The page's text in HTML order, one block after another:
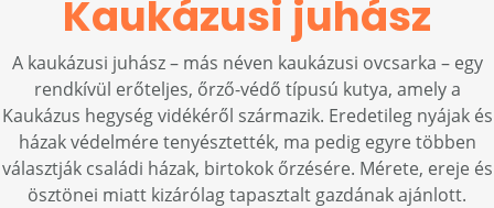
Kaukázusi juhász
A kaukázusi juhász – más néven kaukázusi ovcsarka – egy
rendkívül erőteljes, őrző-védő típusú kutya, amely a
Kaukázus hegység vidékéről származik. Eredetileg nyájak és
házak védelmére tenyésztették, ma pedig egyre többen
választják családi házak, birtokok őrzésére. Mérete, ereje és
ösztönei miatt kizárólag tapasztalt gazdának ajánlott.